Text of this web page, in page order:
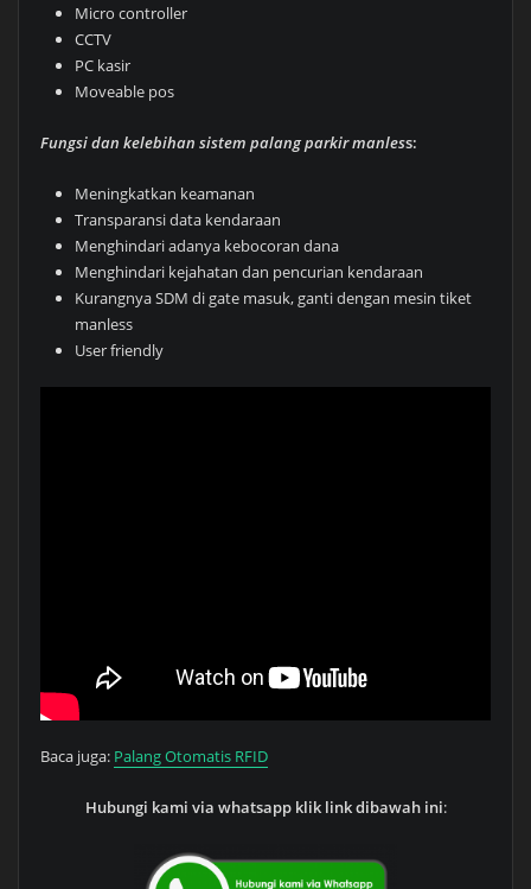
Micro controller
CCTV
PC kasir
Moveable pos
Fungsi dan kelebihan sistem palang parkir manless:
Meningkatkan keamanan
Transparansi data kendaraan
Menghindari adanya kebocoran dana
Menghindari kejahatan dan pencurian kendaraan
Kurangnya SDM di gate masuk, ganti dengan mesin tiket
manless
User friendly
Baca juga: Palang Otomatis RFID
Hubungi kami via whatsapp klik link dibawah ini: